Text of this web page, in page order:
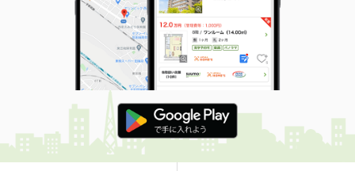
価 格
3.90万円
住 所
高知県高知市高須２
専有面積 19.87m²
間取り
1K
高知県高知市大津乙
価 格
5.70万円
住 所
高知県高知市大津乙
専有面積